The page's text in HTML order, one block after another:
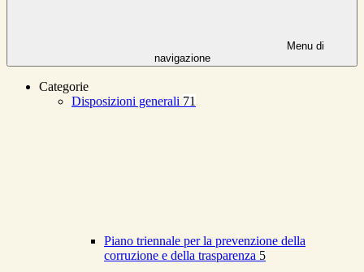
Menu di
navigazione
Categorie
Disposizioni generali 71
Piano triennale per la prevenzione della
corruzione e della trasparenza 5